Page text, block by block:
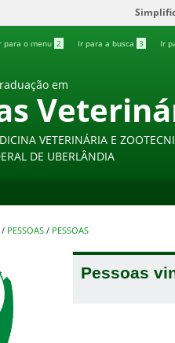
para o menu 2 Ir para a busca 3 Ir
em
VETERINÁRIA E
DE UBERLÂNDIA
/ PESSOAS / PESSOAS
Pessoas